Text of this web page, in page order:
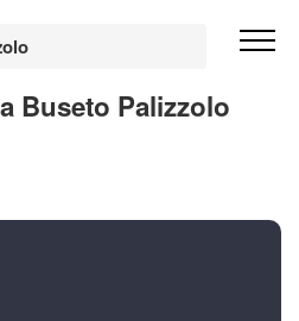
Buseto Palizzolo